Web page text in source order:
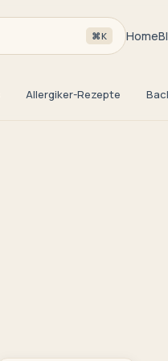
⌘K Home
Allergiker-Rezepte